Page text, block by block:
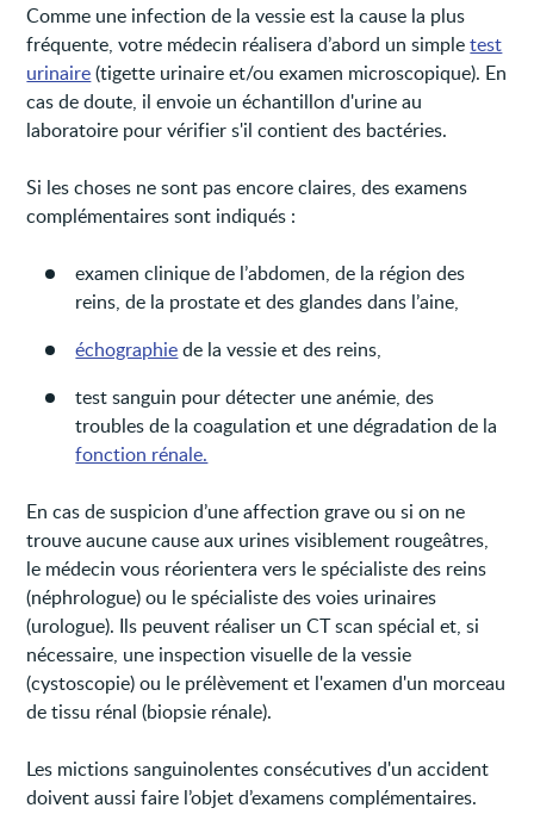
Comme une infection de la vessie est la cause la plus
fréquente, votre médecin réalisera d’abord un simpletest
urinaire(tigette urinaire et/ou examen microscopique). En
cas de doute, il envoie un échantillon d'urine au
laboratoire pour vérifier s'il contient des bactéries.
Si les choses ne sont pas encore claires, des examens
complémentaires sont indiqués :
examen clinique de l’abdomen, de la région des
reins, de la prostate et des glandes dans l’aine,
échographiede la vessie et des reins,
test sanguin pour détecter une anémie, des
troubles de la coagulation et une dégradation de la
fonction rénale.
En cas de suspicion d’une affection grave ou si on ne
trouve aucune cause aux urines visiblement rougeâtres,
le médecin vous réorientera vers le spécialiste des reins
(néphrologue) ou le spécialiste des voies urinaires
(urologue). Ils peuvent réaliser un CT scan spécial et, si
nécessaire, une inspection visuelle de la vessie
(cystoscopie) ou le prélèvement et l'examen d'un morceau
de tissu rénal (biopsie rénale).
Les mictions sanguinolentes consécutives d'un accident
doivent aussi faire l’objet d’examens complémentaires.